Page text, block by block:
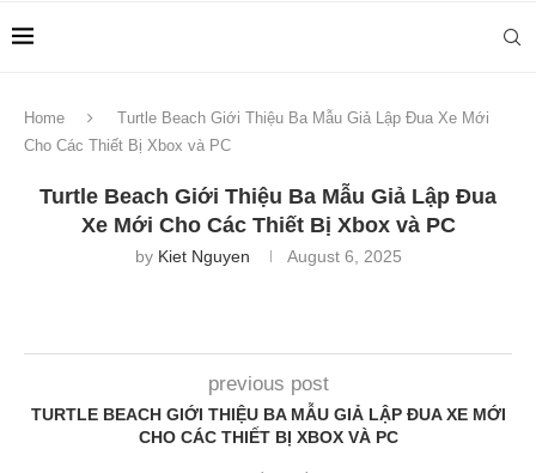
Home
Turtle Beach Giới Thiệu Ba Mẫu Giả Lập Đua Xe Mới
Cho Các Thiết Bị Xbox và PC
Turtle Beach Giới Thiệu Ba Mẫu Giả Lập Đua
Xe Mới Cho Các Thiết Bị Xbox và PC
by Kiet Nguyen August 6, 2025
previous post
TURTLE BEACH GIỚI THIỆU BA MẪU GIẢ LẬP ĐUA XE MỚI
CHO CÁC THIẾT BỊ XBOX VÀ PC